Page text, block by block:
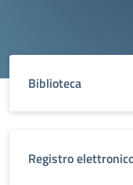
Biblioteca
Registro